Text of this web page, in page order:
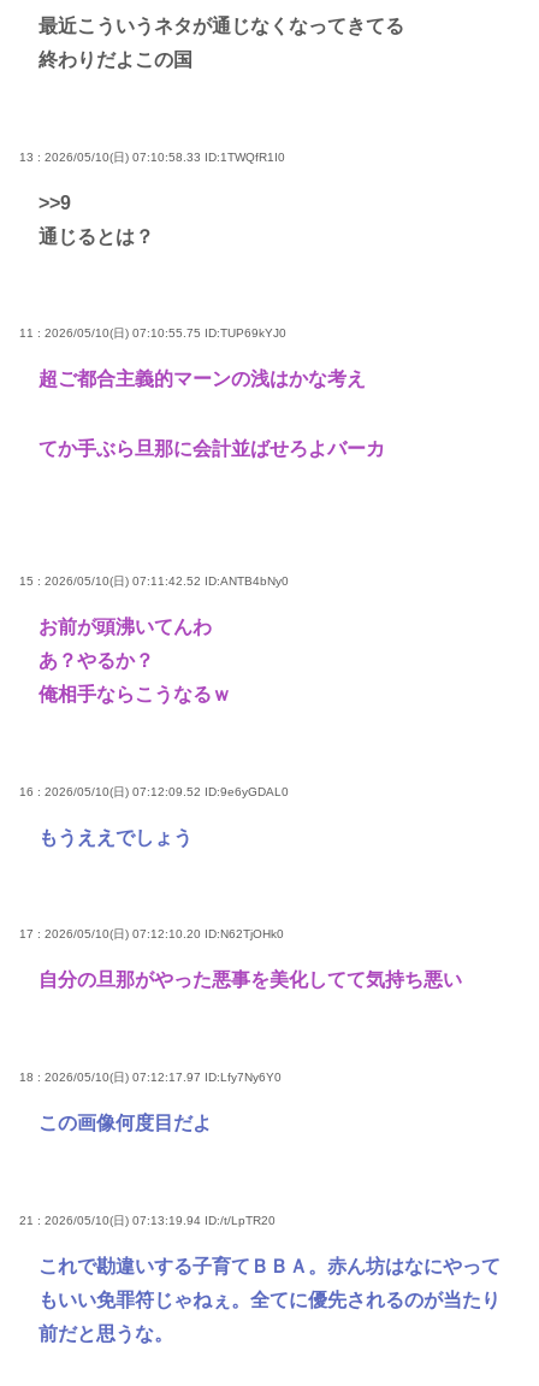
最近こういうネタが通じなくなってきてる
終わりだよこの国
13 : 2026/05/10(日) 07:10:58.33 ID:1TWQfR1I0
>>9
通じるとは？
11 : 2026/05/10(日) 07:10:55.75 ID:TUP69kYJ0
超ご都合主義的マーンの浅はかな考え
てか手ぶら旦那に会計並ばせろよバーカ
15 : 2026/05/10(日) 07:11:42.52 ID:ANTB4bNy0
お前が頭沸いてんわ
あ？やるか？
俺相手ならこうなるｗ
16 : 2026/05/10(日) 07:12:09.52 ID:9e6yGDAL0
もうええでしょう
17 : 2026/05/10(日) 07:12:10.20 ID:N62TjOHk0
自分の旦那がやった悪事を美化してて気持ち悪い
18 : 2026/05/10(日) 07:12:17.97 ID:Lfy7Ny6Y0
この画像何度目だよ
21 : 2026/05/10(日) 07:13:19.94 ID:/t/LpTR20
これで勘違いする子育てＢＢＡ。赤ん坊はなにやって
もいい免罪符じゃねぇ。全てに優先されるのが当たり
前だと思うな。